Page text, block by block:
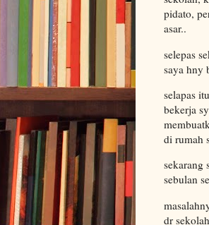
pidato,
asar..
selepas
saya hny
selapas
bekerja
di rumah
sekarang
sebulan
dr